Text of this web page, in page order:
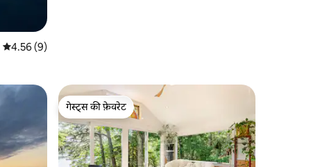
औसत रेटिंग 5 में से 4.56, 9 समीक्षाएँ
4.56 (9)
गेस्ट्स की फ़ेवरेट
गेस्ट्स की फ़ेवरेट